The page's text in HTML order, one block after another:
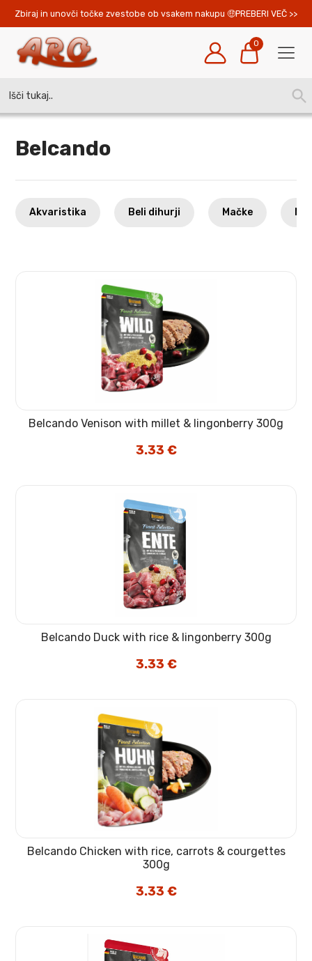
Zbiraj in unovči točke zvestobe ob vsakem nakupu PREBERI VEČ >>
0
for:
Belcando
Akvaristika Beli dihurji Mačke
Belcando Venison with millet & lingonberry 300g
3.33 €
Belcando Duck with rice & lingonberry 300g
3.33 €
Belcando Chicken with rice, carrots & courgettes
300g
3.33 €